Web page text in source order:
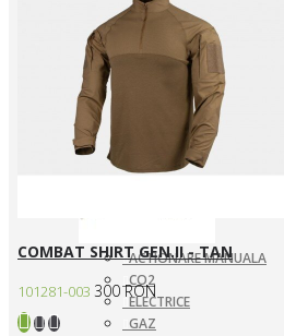
INCARCATOARE
PIESE DE SCHIMB
Pistoale Airsoft
ACTIONARE MANUALA
CO2
ELECTRICE
GAZ
COMBAT SHIRT GEN.II - TAN
101281-003 300 RON